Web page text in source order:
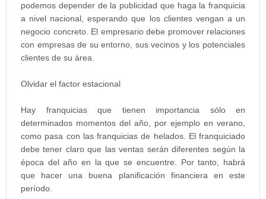
podemos depender de la publicidad que haga la franquicia
a nivel nacional, esperando que los clientes vengan a un
negocio concreto. El empresario debe promover relaciones
con empresas de su entorno, sus vecinos y los potenciales
clientes de su área.
Olvidar el factor estacional
Hay franquicias que tienen importancia sólo en
determinados momentos del año, por ejemplo en verano,
como pasa con las franquicias de helados. El franquiciado
debe tener claro que las ventas serán diferentes según la
época del año en la que se encuentre. Por tanto, habrá
que hacer una buena planificación financiera en este
período.